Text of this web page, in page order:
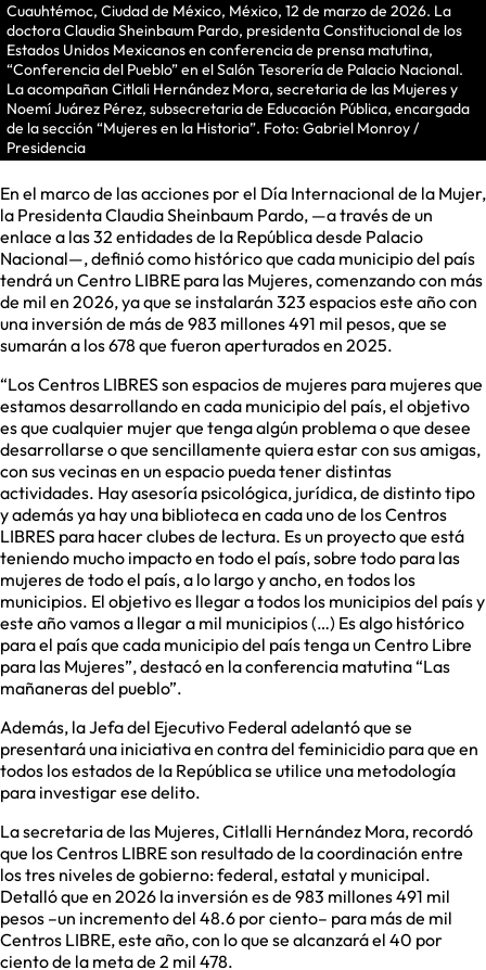
Cuauhtémoc, Ciudad de México, México, 12 de marzo de 2026. La
doctora Claudia Sheinbaum Pardo, presidenta Constitucional de los
Estados Unidos Mexicanos en conferencia de prensa matutina,
“Conferencia del Pueblo” en el Salón Tesorería de Palacio Nacional.
La acompañan Citlali Hernández Mora, secretaria de las Mujeres y
Noemí Juárez Pérez, subsecretaria de Educación Pública, encargada
de la sección “Mujeres en la Historia”. Foto: Gabriel Monroy /
Presidencia
En el marco de las acciones por el Día Internacional de la Mujer,
la Presidenta Claudia Sheinbaum Pardo, —a través de un
enlace a las 32 entidades de la República desde Palacio
Nacional—, definió como histórico que cada municipio del país
tendrá un Centro LIBRE para las Mujeres, comenzando con más
de mil en 2026, ya que se instalarán 323 espacios este año con
una inversión de más de 983 millones 491 mil pesos, que se
sumarán a los 678 que fueron aperturados en 2025.
“Los Centros LIBRES son espacios de mujeres para mujeres que
estamos desarrollando en cada municipio del país, el objetivo
es que cualquier mujer que tenga algún problema o que desee
desarrollarse o que sencillamente quiera estar con sus amigas,
con sus vecinas en un espacio pueda tener distintas
actividades. Hay asesoría psicológica, jurídica, de distinto tipo
y además ya hay una biblioteca en cada uno de los Centros
LIBRES para hacer clubes de lectura. Es un proyecto que está
teniendo mucho impacto en todo el país, sobre todo para las
mujeres de todo el país, a lo largo y ancho, en todos los
municipios. El objetivo es llegar a todos los municipios del país y
este año vamos a llegar a mil municipios (…) Es algo histórico
para el país que cada municipio del país tenga un Centro Libre
para las Mujeres”, destacó en la conferencia matutina “Las
mañaneras del pueblo”.
Además, la Jefa del Ejecutivo Federal adelantó que se
presentará una iniciativa en contra del feminicidio para que en
todos los estados de la República se utilice una metodología
para investigar ese delito.
La secretaria de las Mujeres, Citlalli Hernández Mora, recordó
que los Centros LIBRE son resultado de la coordinación entre
los tres niveles de gobierno: federal, estatal y municipal.
Detalló que en 2026 la inversión es de 983 millones 491 mil
pesos –un incremento del 48.6 por ciento– para más de mil
Centros LIBRE, este año, con lo que se alcanzará el 40 por
ciento de la meta de 2 mil 478.